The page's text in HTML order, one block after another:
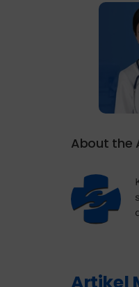
About the